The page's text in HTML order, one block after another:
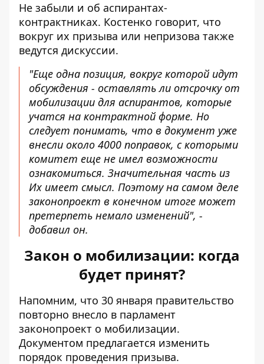
Не забыли и об аспирантах-
контрактниках. Костенко говорит, что
вокруг их призыва или непризова также
ведутся дискуссии.
"Еще одна позиция, вокруг которой идут
обсуждения - оставлять ли отсрочку от
мобилизации для аспирантов, которые
учатся на контрактной форме. Но
следует понимать, что в документ уже
внесли около 4000 поправок, с которыми
комитет еще не имел возможности
ознакомиться. Значительная часть из
Их имеет смысл. Поэтому на самом деле
законопроект в конечном итоге может
претерпеть немало изменений", -
добавил он.
Закон о мобилизации: когда
будет принят?
Напомним, что 30 января правительство
повторно внесло в парламент
законопроект о мобилизации.
Документом предлагается изменить
порядок проведения призыва.